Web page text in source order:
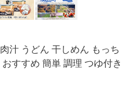
汁 うどん 干しめん もっち
め 簡単 調理 つゆ付き